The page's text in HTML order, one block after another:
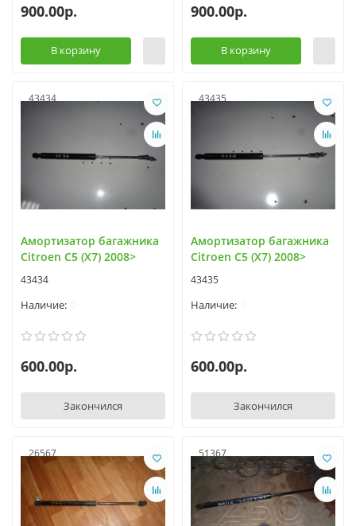
900.00р.
В корзину
900.00р.
В корзину
43434
Амортизатор багажника
Citroen C5 (X7) 2008>
43434
600.00р.
Закончился
43435
Амортизатор багажника
Citroen C5 (X7) 2008>
43435
600.00р.
Закончился
26567 51367